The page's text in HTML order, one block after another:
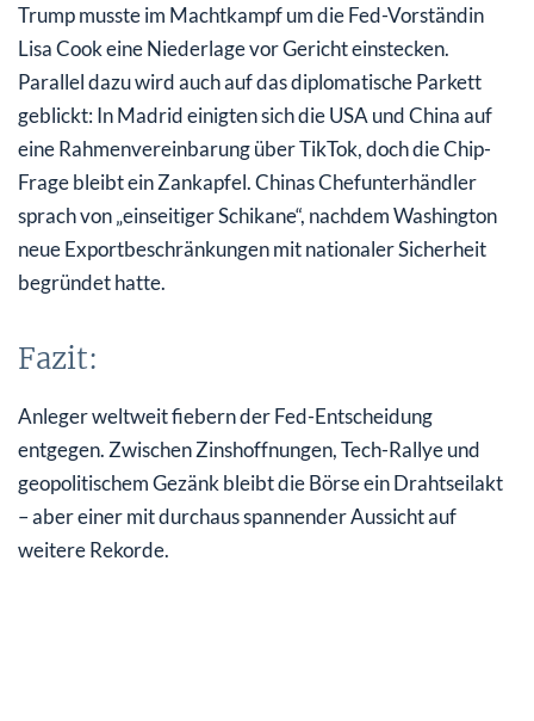
Trump musste im Machtkampf um die Fed-Vorständin
Lisa Cook eine Niederlage vor Gericht einstecken.
Parallel dazu wird auch auf das diplomatische Parkett
geblickt: In Madrid einigten sich die USA und China auf
eine Rahmenvereinbarung über TikTok, doch die Chip-
Frage bleibt ein Zankapfel. Chinas Chefunterhändler
sprach von „einseitiger Schikane“, nachdem Washington
neue Exportbeschränkungen mit nationaler Sicherheit
begründet hatte.
Fazit:
Anleger weltweit fiebern der Fed-Entscheidung
entgegen. Zwischen Zinshoffnungen, Tech-Rallye und
geopolitischem Gezänk bleibt die Börse ein Drahtseilakt
– aber einer mit durchaus spannender Aussicht auf
weitere Rekorde.